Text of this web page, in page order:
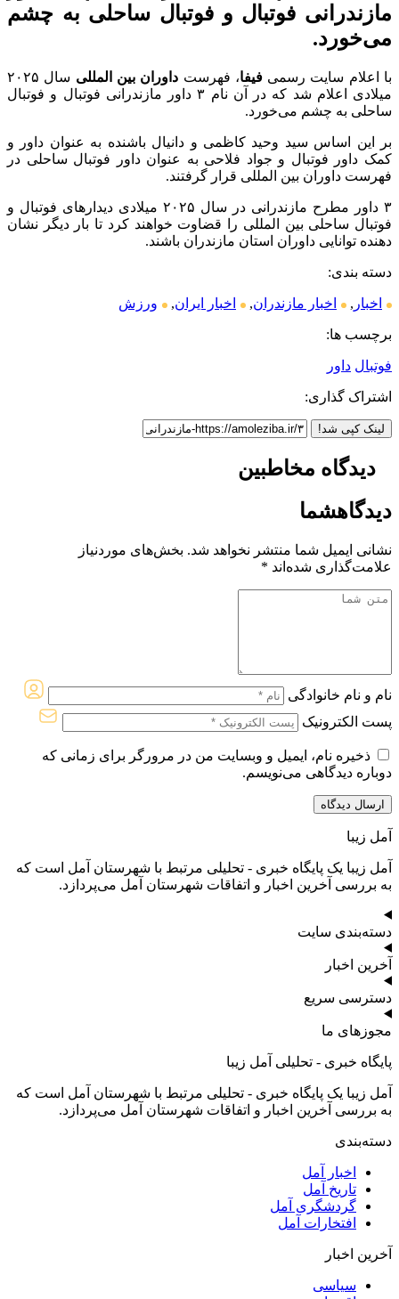
مازندرانی فوتبال و فوتبال ساحلی به چشم
می‌خورد.
با اعلام سایت رسمیفیفا، فهرست داوران بین المللی
سال ۲۰۲۵
میلادی اعلام شد که در آن نام ۳ داور مازندرانی فوتبال و فوتبال
ساحلی به چشم می‌خورد.
بر این اساس سید وحید کاظمی و دانیال باشنده به عنوان داور و
کمک داور فوتبال و جواد فلاحی به عنوان داور فوتبال ساحلی در
فهرست داوران بین المللی قرار گرفتند.
۳ داور مطرح مازندرانی در سال ۲۰۲۵ میلادی دیدار‌های فوتبال و
فوتبال ساحلی بین المللی را قضاوت خواهند کرد تا بار دیگر نشان
دهنده توانایی داوران استان مازندران باشند.
دسته بندی:
اخبار , اخبار مازندران, اخبار ایران, ورزش
برچسب ها:
فوتبال داور
اشتراک گذاری:
لینک کپی شد!
دیدگاه مخاطبین
دیدگاهشما
نشانی ایمیل شما منتشر نخواهد شد. بخش‌های موردنیاز
علامت‌گذاری شده‌اند *
نام و نام خانوادگی
پست الکترونیک
ذخیره نام، ایمیل و وبسایت من در مرورگر برای زمانی که
دوباره دیدگاهی می‌نویسم.
آمل زیبا
آمل زیبا یک پایگاه خبری - تحلیلی مرتبط با شهرستان آمل است که
به بررسی آخرین اخبار و اتفاقات شهرستان آمل می‌پردازد.
دسته‌بندی سایت
آخرین اخبار
دسترسی سریع
مجوزهای ما
پایگاه خبری - تحلیلی آمل زیبا
آمل زیبا یک پایگاه خبری - تحلیلی مرتبط با شهرستان آمل است که
به بررسی آخرین اخبار و اتفاقات شهرستان آمل می‌پردازد.
دسته‌بندی
اخبار آمل
تاریخ آمل
گردشگری آمل
افتخارات آمل
آخرین اخبار
سیاسی